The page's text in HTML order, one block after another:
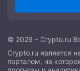
© 2026 – Crypto.ru
Crypto.ru является
порталом, на